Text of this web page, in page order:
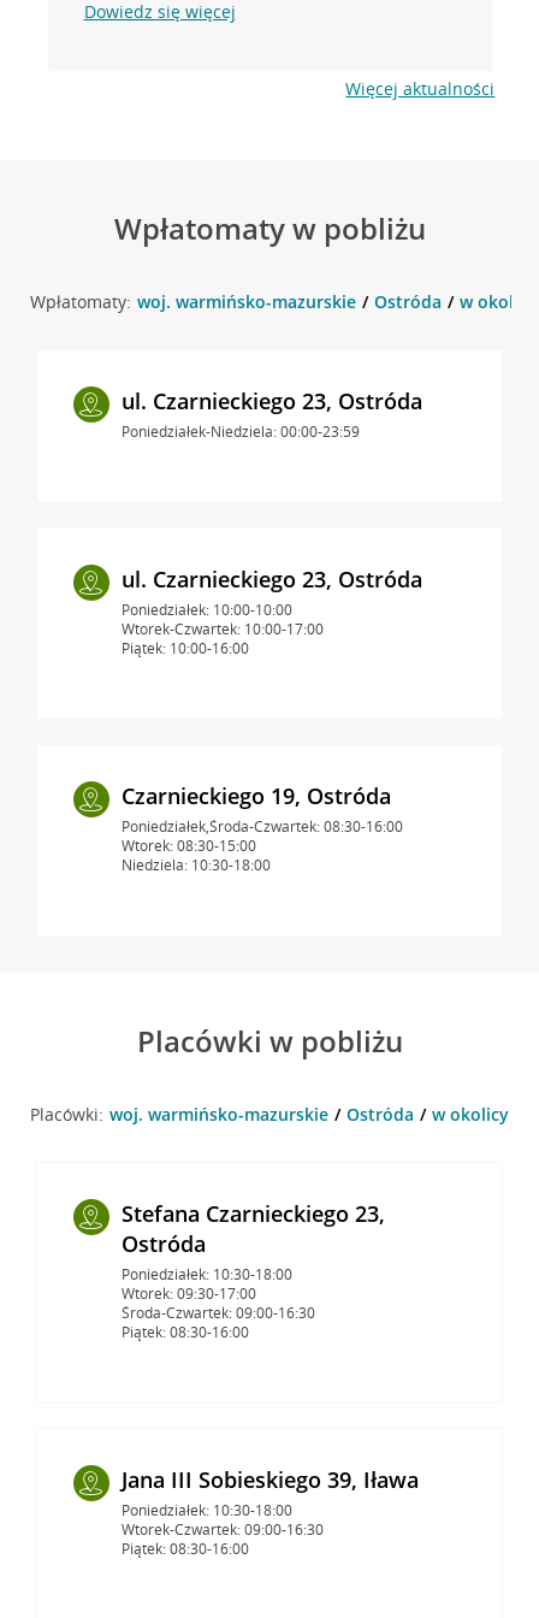
Dowiedz się więcej
Więcej aktualności
Wpłatomaty w pobliżu
Wpłatomaty: woj. warmińsko-mazurskie Ostróda w
ul. Czarnieckiego 23, Ostróda
Poniedziałek-Niedziela: 00:00-23:59
ul. Czarnieckiego 23, Ostróda
Poniedziałek: 10:00-10:00
Wtorek-Czwartek: 10:00-17:00
Piątek: 10:00-16:00
Czarnieckiego 19, Ostróda
Poniedziałek,Środa-Czwartek: 08:30-16:00
Wtorek: 08:30-15:00
Niedziela: 10:30-18:00
Placówki w pobliżu
Placówki: woj. warmińsko-mazurskie Ostróda w okolicy
Stefana Czarnieckiego 23,
Ostróda
Poniedziałek: 10:30-18:00
Wtorek: 09:30-17:00
Środa-Czwartek: 09:00-16:30
Piątek: 08:30-16:00
Jana III Sobieskiego 39, Iława
Poniedziałek: 10:30-18:00
Wtorek-Czwartek: 09:00-16:30
Piątek: 08:30-16:00